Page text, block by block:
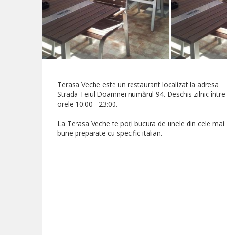
Terasa Veche este un restaurant localizat la adresa
Strada Teiul Doamnei numărul 94. Deschis zilnic între
orele 10:00 - 23:00.
La Terasa Veche te poți bucura de unele din cele mai
bune preparate cu specific italian.